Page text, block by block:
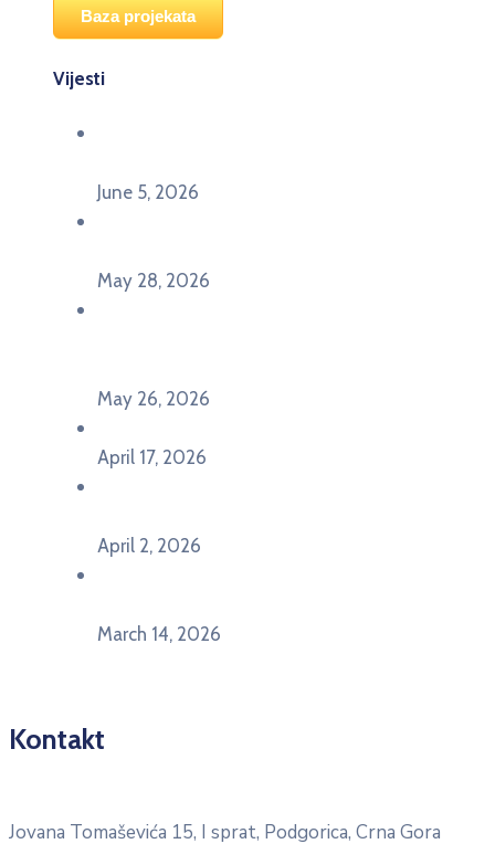
Baza projekata
Vijesti
June 5, 2026
May 28, 2026
May 26, 2026
April 17, 2026
April 2, 2026
March 14, 2026
Kontakt
Jovana Tomaševića 15, I sprat, Podgorica, Crna Gora